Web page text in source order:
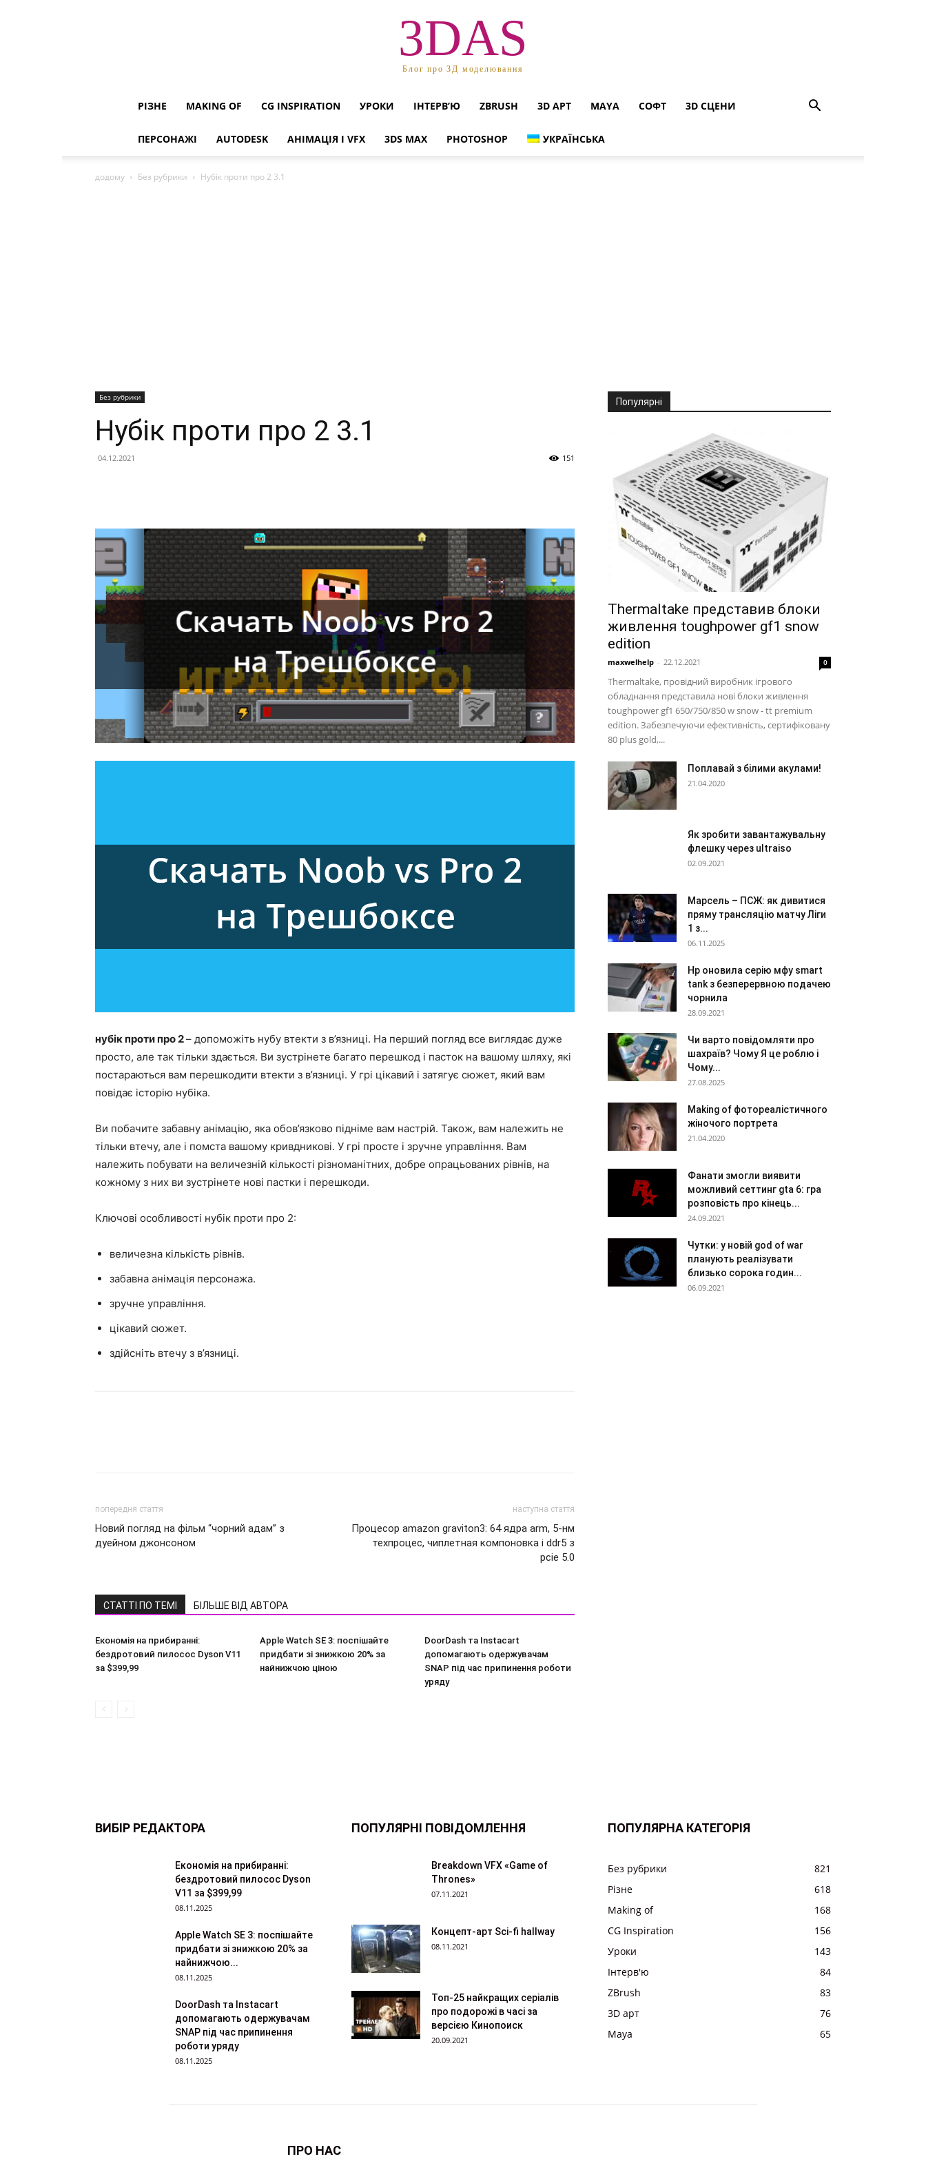
3DAS
Блог про 3Д моделювання
РІЗНЕ MAKING OF CG INSPIRATION УРОКИ ІНТЕРВ’Ю ZBRUSH 3D АРТ MAYA СОФТ 3D СЦЕНИ
ПЕРСОНАЖІ AUTODESK АНІМАЦІЯ І VFX 3DS MAX PHOTOSHOP УКРАЇНСЬКА
додому Без рубрики Нубік проти про 2 3.1
Без рубрики
Нубік проти про 2 3.1
04.12.2021 151
нубік проти про 2– допоможіть нубу втекти з в’язниці. На перший погляд все виглядає дуже
просто, але так тільки здається. Ви зустрінете багато перешкод і пасток на вашому шляху, які
постараються вам перешкодити втекти з в’язниці. У грі цікавий і затягує сюжет, який вам
повідає історію нубіка.
Ви побачите забавну анімацію, яка обов’язково підніме вам настрій. Також, вам належить не
тільки втечу, але і помста вашому кривдникові. У грі просте і зручне управління. Вам
належить побувати на величезній кількості різноманітних, добре опрацьованих рівнів, на
кожному з них ви зустрінете нові пастки і перешкоди.
Ключові особливості нубік проти про 2:
величезна кількість рівнів.
забавна анімація персонажа.
зручне управління.
цікавий сюжет.
здійсніть втечу з в’язниці.
попередня стаття
Новий погляд на фільм “чорний адам” з
дуейном джонсоном
наступна стаття
Процесор amazon graviton3: 64 ядра arm, 5-нм
техпроцес, чиплетная компоновка і ddr5 з
pcie 5.0
СТАТТІ ПО ТЕМІ БІЛЬШЕ ВІД АВТОРА
Економія на прибиранні:
бездротовий пилосос Dyson V11
за $399,99
Apple Watch SE 3: поспішайте
придбати зі знижкою 20% за
найнижчою ціною
DoorDash та Instacart
допомагають одержувачам
SNAP під час припинення роботи
уряду
Популярні
Thermaltake представив блоки
живлення toughpower gf1 snow
edition
maxwelhelp - 22.12.2021 0
Thermaltake, провідний виробник ігрового
обладнання представила нові блоки живлення
toughpower gf1 650/750/850 w snow - tt premium
edition. Забезпечуючи ефективність, сертифіковану
80 plus gold,...
Поплавай з білими акулами!
21.04.2020
Як зробити завантажувальну
флешку через ultraiso
02.09.2021
Марсель – ПСЖ: як дивитися
пряму трансляцію матчу Ліги
1 з...
06.11.2025
Hp оновила серію мфу smart
tank з безперервною подачею
чорнила
28.09.2021
Чи варто повідомляти про
шахраїв? Чому Я це роблю і
Чому...
27.08.2025
Making of фотореалістичного
жіночого портрета
21.04.2020
Фанати змогли виявити
можливий сеттинг gta 6: гра
розповість про кінець...
24.09.2021
Чутки: у новій god of war
планують реалізувати
близько сорока годин...
06.09.2021
ВИБІР РЕДАКТОРА
Економія на прибиранні:
бездротовий пилосос Dyson
V11 за $399,99
08.11.2025
Apple Watch SE 3: поспішайте
придбати зі знижкою 20% за
найнижчою...
08.11.2025
DoorDash та Instacart
допомагають одержувачам
SNAP під час припинення
роботи уряду
08.11.2025
ПОПУЛЯРНІ ПОВІДОМЛЕННЯ
Breakdown VFX «Game of
Thrones»
07.11.2021
Концепт-арт Sci-fi hallway
08.11.2021
Топ-25 найкращих серіалів
про подорожі в часі за
версією Кинопоиск
20.09.2021
ПОПУЛЯРНА КАТЕГОРІЯ
Без рубрики
821
Різне
618
Making of
168
CG Inspiration
156
Уроки
143
Інтерв'ю
84
ZBrush
83
3D арт
76
Maya
65
ПРО НАС